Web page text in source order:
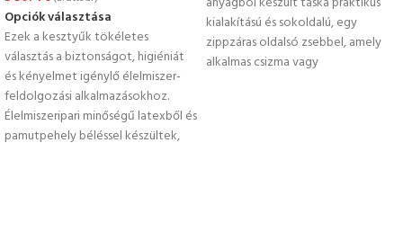
Opciók választása
Ezek a kesztyűk tökéletes
választás a biztonságot, higiéniát
és kényelmet igénylő élelmiszer-
feldolgozási alkalmazásokhoz.
Élelmiszeripari minőségű latexből és
pamutpehely béléssel készültek,
kialakítású és sokoldalú, egy
zippzáras oldalsó zsebbel, amely
alkalmas csizma vagy